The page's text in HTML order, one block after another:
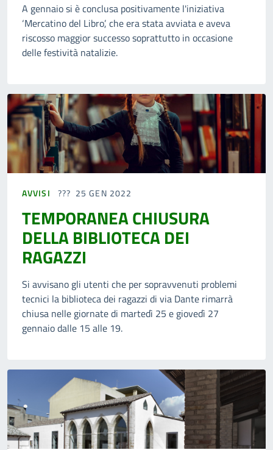
A gennaio si è conclusa positivamente l'iniziativa
‘Mercatino del Libro’, che era stata avviata e aveva
riscosso maggior successo soprattutto in occasione
delle festività natalizie.
AVVISI 25 GEN 2022
TEMPORANEA CHIUSURA
DELLA BIBLIOTECA DEI
RAGAZZI
Si avvisano gli utenti che per sopravvenuti problemi
tecnici la biblioteca dei ragazzi di via Dante rimarrà
chiusa nelle giornate di martedì 25 e giovedì 27
gennaio dalle 15 alle 19.